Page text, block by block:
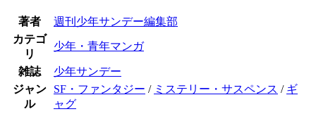
著者
週刊少年サンデー編集部
カテゴ
リ
少年・青年マンガ
雑誌
少年サンデー
ジャン
ル
SF・ファンタジー / ミステリー・サスペンス / ギ
ャグ